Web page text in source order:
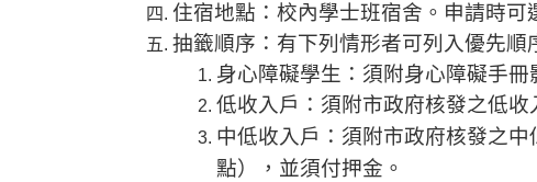
住宿地點：校內學士班宿舍 。申請時
抽籤順序：有下列情形者可列入優先順
身心障礙學生：須附身心障礙手冊
低收入戶：須附市政府核發之低
中低收入戶： 須附市政府核發之
點），並須付押金。